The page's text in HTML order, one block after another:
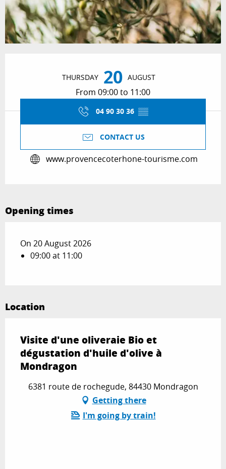
THURSDAY 20 AUGUST
From 09:00 to 11:00
04 90 30 36 ▒▒
CONTACT US
www.provencecoterhone-tourisme.com
Opening times
On 20 August 2026
09:00 at 11:00
Location
Visite d'une oliveraie Bio et
dégustation d'huile d'olive à
Mondragon
6381 route de rochegude, 84430 Mondragon
Getting there
I'm going by train!